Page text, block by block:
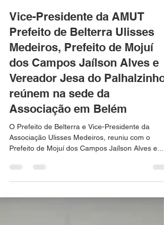
Dilce Maria Barros
21 de mar. de 2025
1 min de leitura
Vice-Presidente da AMUT
Prefeito de Belterra Ulisses
Medeiros, Prefeito de Mojuí
dos Campos Jaílson Alves e
Vereador Jesa do Palhalzinho
reúnem na sede da
Associação em Belém
O Prefeito de Belterra e Vice-Presidente da
Associação Ulisses Medeiros, reuniu com o